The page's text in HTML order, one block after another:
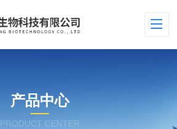
产品中心
PRODUCT CENTER